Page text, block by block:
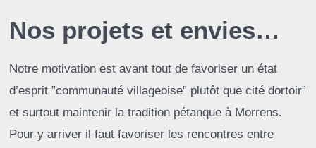
Nos projets et envies…
Notre motivation est avant tout de favoriser un état
d’esprit ”communauté villageoise” plutôt que cité dortoir”
et surtout maintenir la tradition pétanque à Morrens.
Pour y arriver il faut favoriser les rencontres entre